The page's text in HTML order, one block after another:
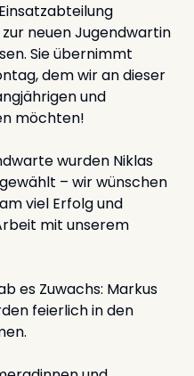
neuen Jugendwartin
Sie übernimmt
dem wir an dieser
und
möchten!
wurden Niklas
– wir wünschen
viel Erfolg und
mit unserem
es Zuwachs: Markus
feierlich in den